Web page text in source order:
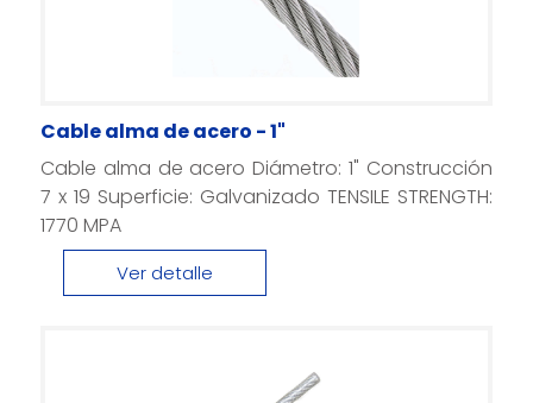
Cable alma de acero - 1"
Cable alma de acero Diámetro: 1" Construcción
7 x 19 Superficie: Galvanizado TENSILE STRENGTH:
1770 MPA
Ver detalle